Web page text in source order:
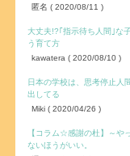
匿名 ( 2020/08/11 )
大丈夫!?｢指示待ち人間｣な
う育て方
kawatera ( 2020/08/10 )
日本の学校は、思考停止人
出してる
Miki ( 2020/04/26 )
【コラム☆感謝の杜】～や
ないほうがいい。